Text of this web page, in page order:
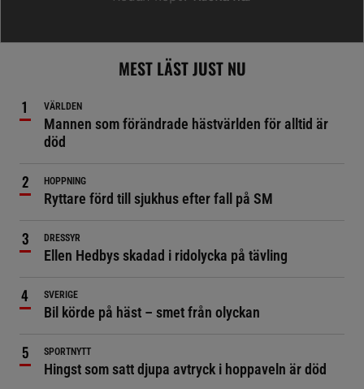
MEST LÄST JUST NU
VÄRLDEN
Mannen som förändrade hästvärlden för alltid är
död
HOPPNING
Ryttare förd till sjukhus efter fall på SM
DRESSYR
Ellen Hedbys skadad i ridolycka på tävling
SVERIGE
Bil körde på häst – smet från olyckan
SPORTNYTT
Hingst som satt djupa avtryck i hoppaveln är död